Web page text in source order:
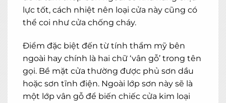
lực tốt, cách nhiệt nên loại cửa này cũng có
thể coi như cửa chống cháy.
Điểm đặc biệt đến từ tính thẩm mỹ bên
ngoài hay chính là hai chữ ‘vân gỗ’ trong tên
gọi. Bề mặt cửa thường được phủ sơn dầu
hoặc sơn tĩnh điện. Ngoài lớp sơn này sẽ là
một lớp vân gỗ để biến chiếc cửa kim loại